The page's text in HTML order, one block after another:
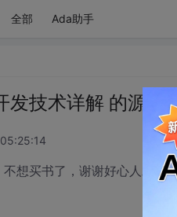
全部 Ada助手
技术详解 的源代
想买书了，谢谢好心人发我